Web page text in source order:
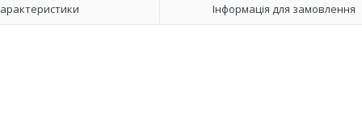
Інформація для замовлення